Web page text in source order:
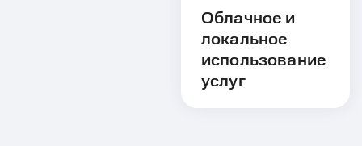
Облачное и
локальное
использование
услуг